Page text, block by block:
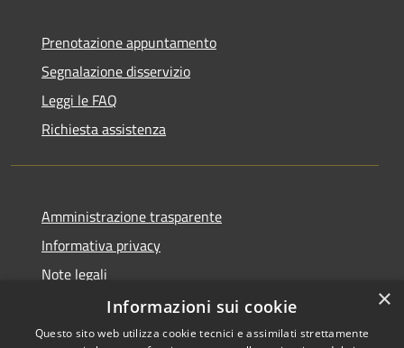
Prenotazione appuntamento
Segnalazione disservizio
Leggi le FAQ
Richiesta assistenza
Amministrazione trasparente
Informativa privacy
Note legali
Dichiarazione di accessibilità
×
Informazioni sui cookie
Questo sito web utilizza cookie tecnici e assimilati strettamente